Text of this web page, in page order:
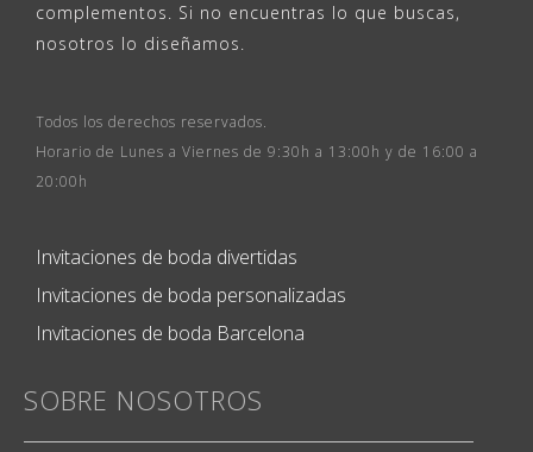
complementos. Si no encuentras lo que buscas,
nosotros lo diseñamos.
Todos los derechos reservados.
Horario de Lunes a Viernes de 9:30h a 13:00h y de 16:00 a
20:00h
Invitaciones de boda divertidas
Invitaciones de boda personalizadas
Invitaciones de boda Barcelona
SOBRE NOSOTROS